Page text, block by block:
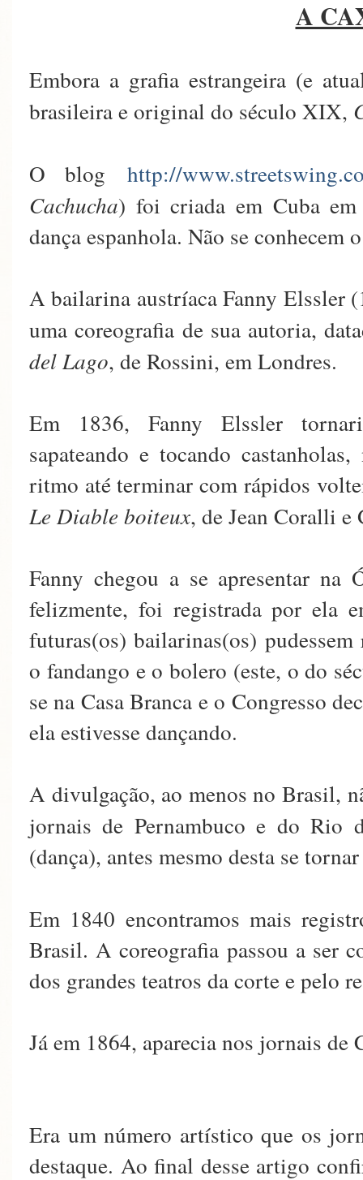
A
Embora a grafia estrangeira (e
brasileira e original do século XIX,
O blog http://
Cachucha) foi criada em Cuba em
dança espanhola. Não se conhecem
A bailarina austríaca Fanny Elssler
uma coreografia de sua autoria,
del Lago, de Rossini, em Londres.
Em 1836, Fanny Elssler
sapateando e tocando
ritmo até terminar com rápidos
Le Diable boiteux, de Jean Coralli
Fanny chegou a se apresentar na
felizmente, foi registrada por ela
futuras(os) bailarinas(os)
o fandango e o bolero (este, o do
se na Casa Branca e o Congresso
ela estivesse dançando.
A divulgação, ao menos no Brasil,
jornais de Pernambuco e do Rio
(dança), antes mesmo desta se
Em 1840 encontramos mais
Brasil. A coreografia passou a ser
dos grandes teatros da corte e pelo
Já em 1864, aparecia nos jornais de
Era um número artístico que os
destaque. Ao final desse artigo